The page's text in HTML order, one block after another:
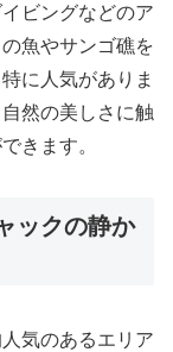
ビングなどのア
魚やサンゴ礁を
に人気がありま
然の美しさに触
きます。
ックの静か
気のあるエリア